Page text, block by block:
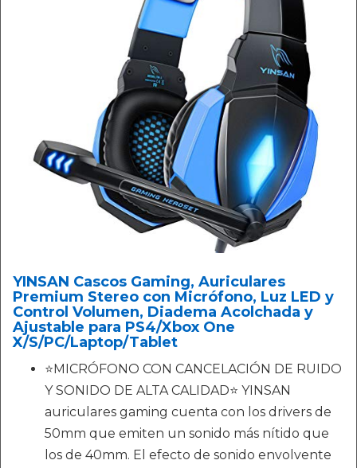
YINSAN Cascos Gaming, Auriculares
Premium Stereo con Micrófono, Luz LED y
Control Volumen, Diadema Acolchada y
Ajustable para PS4/Xbox One
X/S/PC/Laptop/Tablet
⭐MICRÓFONO CON CANCELACIÓN DE RUIDO
Y SONIDO DE ALTA CALIDAD⭐ YINSAN
auriculares gaming cuenta con los drivers de
50mm que emiten un sonido más nítido que
los de 40mm. El efecto de sonido envolvente